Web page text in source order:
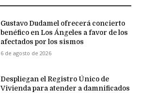
Gustavo Dudamel ofrecerá concierto
benéfico en Los Ángeles a favor de los
afectados por los sismos
6 de agosto de 2026
Despliegan el Registro Único de
Vivienda para atender a damnificados